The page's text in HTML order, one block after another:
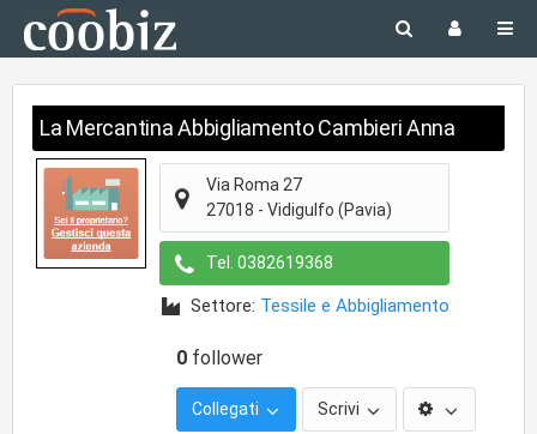
La Mercantina Abbigliamento Cambieri Anna
Via Roma 27
27018 - Vidigulfo (Pavia)
Tel. 0382619368
Settore: Tessile e Abbigliamento
0 follower
Collegati Scrivi